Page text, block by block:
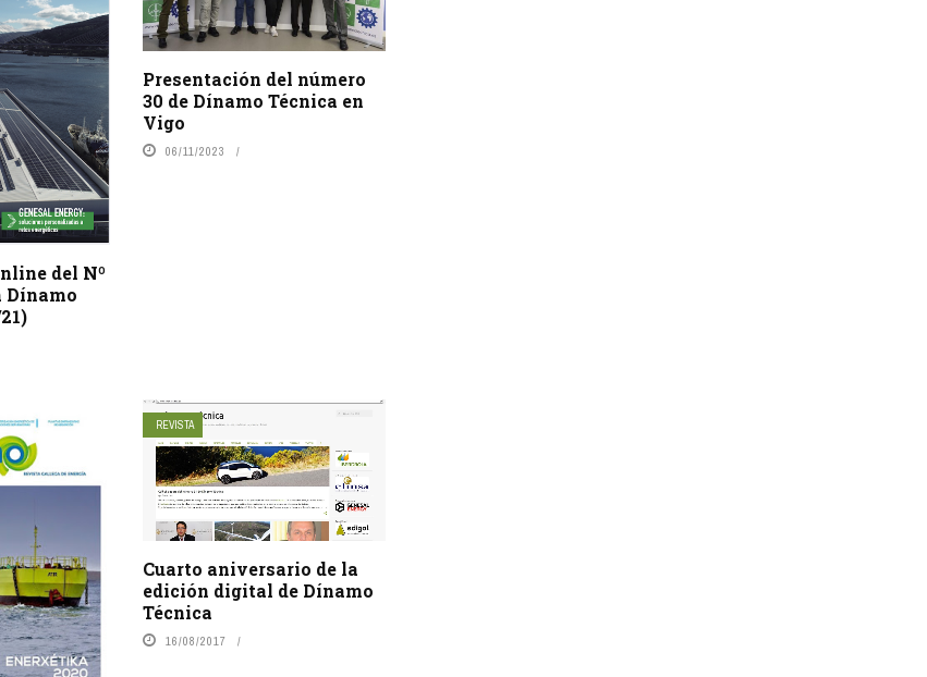
del Nº
Dínamo
Presentación del número
30 de Dínamo Técnica en
Vigo
06/11/2023
REVISTA
Cuarto aniversario de la
edición digital de Dínamo
Técnica
16/08/2017